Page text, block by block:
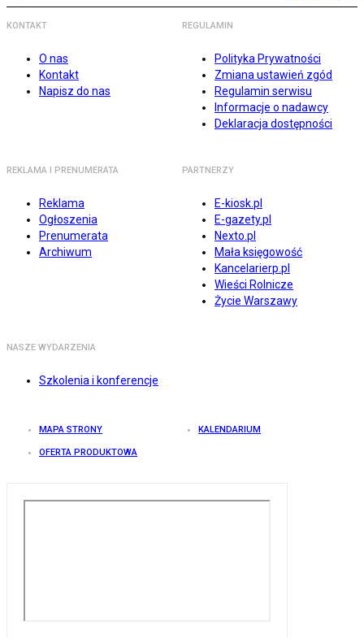
KONTAKT
O nas
Kontakt
Napisz do nas
REGULAMIN
Polityka Prywatności
Zmiana ustawień zgód
Regulamin serwisu
Informacje o nadawcy
Deklaracja dostępności
REKLAMA I PRENUMERATA
Reklama
Ogłoszenia
Prenumerata
Archiwum
PARTNERZY
E-kiosk.pl
E-gazety.pl
Nexto.pl
Mała księgowość
Kancelarierp.pl
Wieści Rolnicze
Życie Warszawy
NASZE WYDARZENIA
Szkolenia i konferencje
MAPA STRONY KALENDARIUM
OFERTA PRODUKTOWA